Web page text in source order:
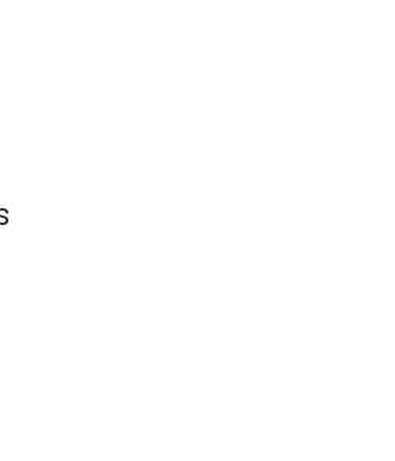
au moins 3 voitures.
(climatisation réversible